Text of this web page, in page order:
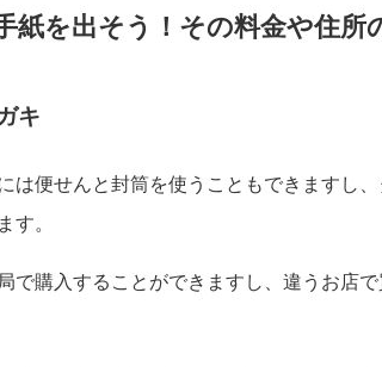
紙を出そう！その料金や住所
キ
は便せんと封筒を使うこともできますし
す。
で購入することができますし、違うお店